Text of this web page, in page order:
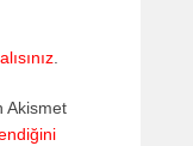
.
Akismet